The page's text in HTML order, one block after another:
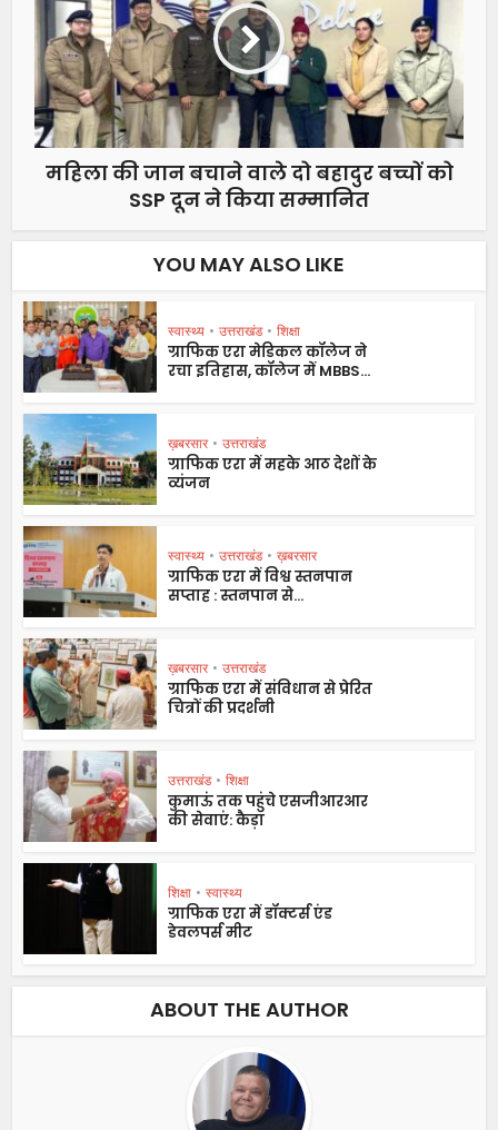
महिला की जान बचाने वाले दो बहादुर बच्चों को
SSP दून ने किया सम्मानित
YOU MAY ALSO LIKE
स्वास्थ्य • उत्तराखंड • शिक्षा
ग्राफिक एरा मेडिकल कॉलेज ने
रचा इतिहास, कॉलेज में MBBS...
ख़बरसार • उत्तराखंड
ग्राफिक एरा में महके आठ देशों के
व्यंजन
स्वास्थ्य • उत्तराखंड • ख़बरसार
ग्राफिक एरा में विश्व स्तनपान
सप्ताह : स्तनपान से...
ख़बरसार • उत्तराखंड
ग्राफिक एरा में संविधान से प्रेरित
चित्रों की प्रदर्शनी
उत्तराखंड • शिक्षा
कुमाऊं तक पहुंचे एसजीआरआर
की सेवाएं: कैड़ा
शिक्षा • स्वास्थ्य
ग्राफिक एरा में डॉक्टर्स एंड
डेवलपर्स मीट
ABOUT THE AUTHOR